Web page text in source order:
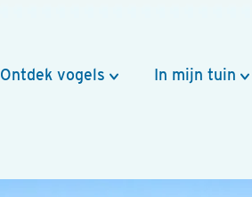
Ontdek vogels In mijn tuin